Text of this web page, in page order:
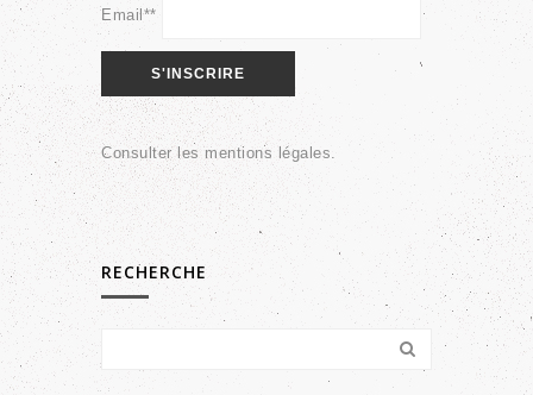
Email**
Consulter lesmentions légales.
RECHERCHE